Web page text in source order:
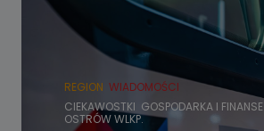
REGION WIADOMOŚCI
CIEKAWOSTKI GOSPODARKA I FINANSE
OSTRÓW WLKP.